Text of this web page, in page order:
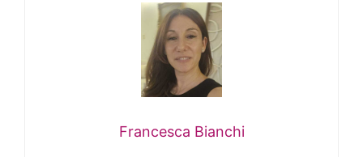
Francesca Bianchi